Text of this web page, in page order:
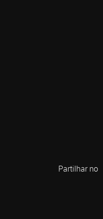
Partilhar no